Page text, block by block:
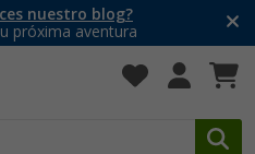
nuestro blog?
próxima aventura